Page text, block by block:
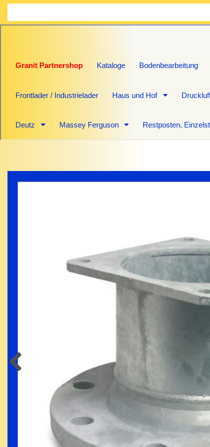
Granit Partnershop Kataloge Bodenbearbeitung
Frontlader / Industrielader Haus und Hof
Deutz Massey Ferguson Restposten,